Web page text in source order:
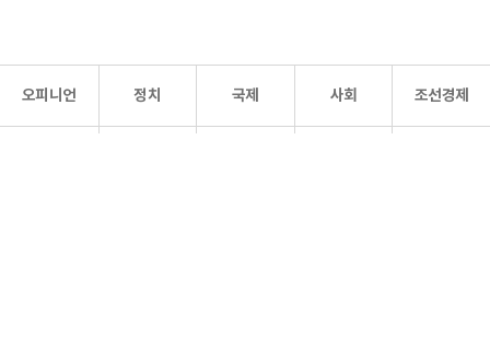
오피니언 정치 국제 사회 조선경제